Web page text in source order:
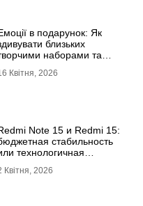
в подарунок: Як
близьких
наборами та
Квітня, 2026
Note 15 и Redmi 15:
стабильность
технологичная
Квітня, 2026